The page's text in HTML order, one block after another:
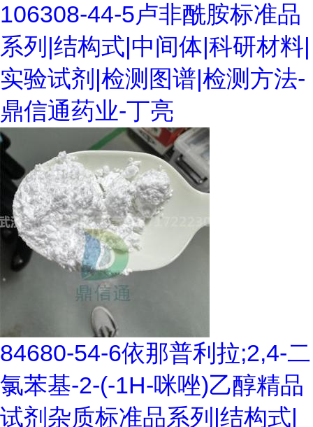
106308-44-5卢非酰胺标准品
系列|结构式|中间体|科研材料|
实验试剂|检测图谱|检测方法-
鼎信通药业-丁亮
84680-54-6依那普利拉;2,4-二
氯苯基-2-(-1H-咪唑)乙醇精品
试剂杂质标准品系列|结构式|